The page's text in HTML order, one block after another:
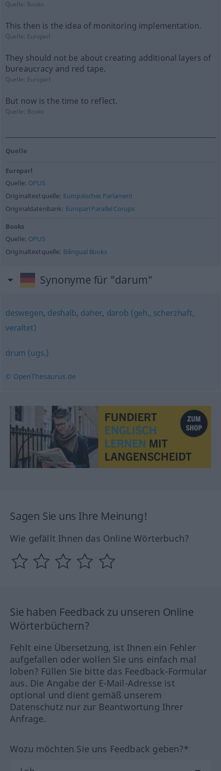
Quelle: Books
This then is the idea of monitoring implementation.
Quelle: Europarl
They should not be about creating additional layers of
bureaucracy and red tape.
Quelle: Europarl
But now is the time to reflect.
Quelle: Books
Quelle
Europarl
Quelle: OPUS
Originaltextquelle: Europäisches Parlament
Originaldatenbank: Europarl Parallel Corups
Books
Quelle: OPUS
Originaltextquelle: Bilingual Books
Synonyme für "darum"
deswegen, deshalb, daher, darob (geh., scherzhaft,
veraltet)
drum (ugs.)
© OpenThesaurus.de
Sagen Sie uns Ihre Meinung!
Wie gefällt Ihnen das Online Wörterbuch?
Sie haben Feedback zu unseren Online
Wörterbüchern?
Fehlt eine Übersetzung, ist Ihnen ein Fehler
aufgefallen oder wollen Sie uns einfach mal
loben? Füllen Sie bitte das Feedback-Formular
aus. Die Angabe der E-Mail-Adresse ist
optional und dient gemäß unserem
Datenschutz nur zur Beantwortung Ihrer
Anfrage.
Wozu möchten Sie uns Feedback geben?*